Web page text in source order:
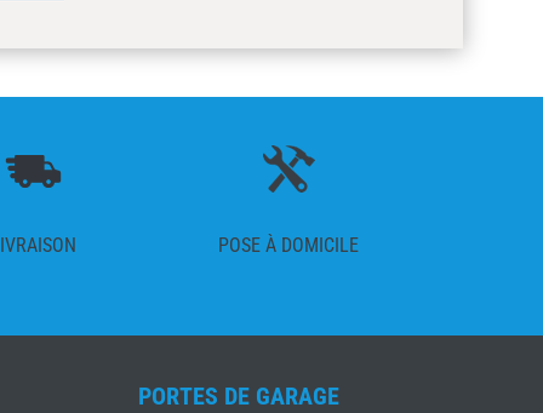
POSE À DOMICILE
PORTES DE GARAGE